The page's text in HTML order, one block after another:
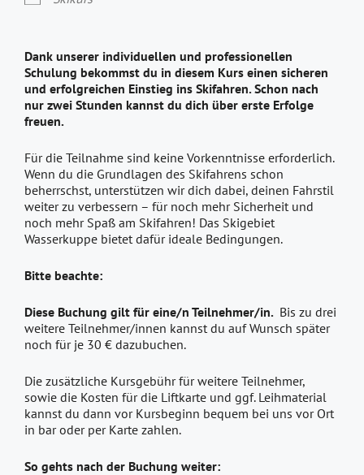
Dank unserer individuellen und professionellen
Schulung bekommst du in diesem Kurs einen sicheren
und erfolgreichen Einstieg ins Skifahren. Schon nach
nur zwei Stunden kannst du dich über erste Erfolge
freuen.
Für die Teilnahme sind keine Vorkenntnisse erforderlich.
Wenn du die Grundlagen des Skifahrens schon
beherrschst, unterstützen wir dich dabei, deinen Fahrstil
weiter zu verbessern – für noch mehr Sicherheit und
noch mehr Spaß am Skifahren! Das Skigebiet
Wasserkuppe bietet dafür ideale Bedingungen.
Bitte beachte:
Diese Buchung gilt für eine/n Teilnehmer/in. Bis zu drei
weitere Teilnehmer/innen kannst du auf Wunsch später
noch für je 30 € dazubuchen.
Die zusätzliche Kursgebühr für weitere Teilnehmer,
sowie die Kosten für die Liftkarte und ggf. Leihmaterial
kannst du dann vor Kursbeginn bequem bei uns vor Ort
in bar oder per Karte zahlen.
So gehts nach der Buchung weiter: